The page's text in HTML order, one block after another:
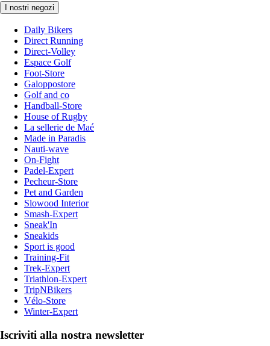
I nostri negozi
Daily Bikers
Direct Running
Direct-Volley
Espace Golf
Foot-Store
Galoppostore
Golf and co
Handball-Store
House of Rugby
La sellerie de Maé
Made in Paradis
Nauti-wave
On-Fight
Padel-Expert
Pecheur-Store
Pet and Garden
Slowood Interior
Smash-Expert
Sneak'In
Sneakids
Sport is good
Training-Fit
Trek-Expert
Triathlon-Expert
TripNBikers
Vélo-Store
Winter-Expert
Iscriviti alla nostra newsletter